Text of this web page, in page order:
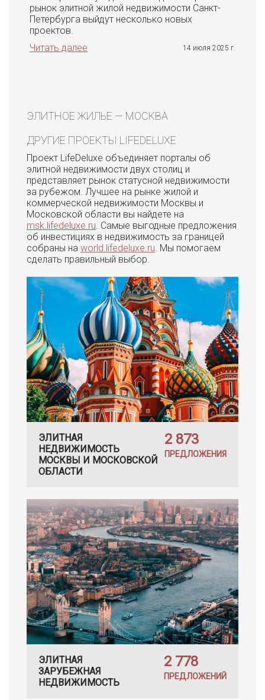
рынок элитной жилой недвижимости Санкт-
Петербурга выйдут несколько новых
проектов.
Читать далее
14 июля 2025 г.
ЭЛИТНОЕ ЖИЛЬЕ — МОСКВА
ДРУГИЕ ПРОЕКТЫ LIFEDELUXE
Проект LifeDeluxe объединяет порталы об
элитной недвижимости двух столиц и
представляет рынок статусной недвижимости
за рубежом. Лучшее на рынке жилой и
коммерческой недвижимости Москвы и
Московской области вы найдете на
msk.lifedeluxe.ru . Самые выгодные предложения
об инвестициях в недвижимость за границей
собраны на world.lifedeluxe.ru . Мы помогаем
сделать правильный выбор.
ЭЛИТНАЯ
НЕДВИЖИМОСТЬ
МОСКВЫ И МОСКОВСКОЙ
ОБЛАСТИ
2 873
ПРЕДЛОЖЕНИЯ
ЭЛИТНАЯ
ЗАРУБЕЖНАЯ
НЕДВИЖИМОСТЬ
2 778
ПРЕДЛОЖЕНИЙ